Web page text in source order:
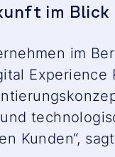
im Blick
im
Kunden“,